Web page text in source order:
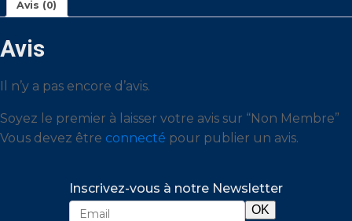
Avis (0)
Avis
Il n’y a pas encore d’avis.
Soyez le premier à laisser votre avis sur “Non Membre”
Vous devez être connecté pour publier un avis.
Inscrivez-vous à notre Newsletter